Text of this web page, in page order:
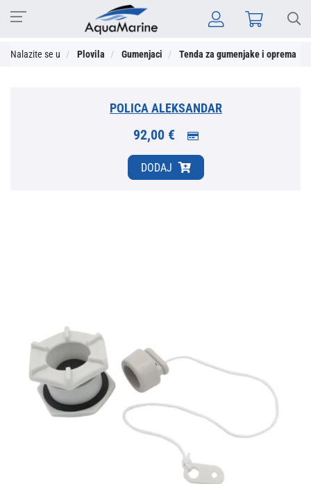
Nalazite se u Plovila Gumenjaci Tenda za gumenjake i oprema
POLICA ALEKSANDAR
92,00 €
DODAJ